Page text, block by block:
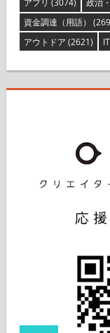
アプリ (3074) 政治
資金調達（用語）
アウトドア (2621)